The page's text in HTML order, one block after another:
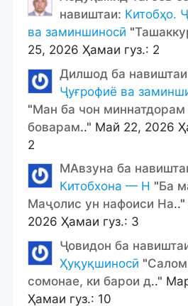
навиштаи: Китобҳо.
ва заминшиносӣ "
25, 2026 Ҳамаи гуз.: 2
Дилшод ба
Ҷуғрофиё ва
"Ман ба чон миннатдорам
боварам.." Май 22, 2026
2
МАвзуна ба
Китобхона — Н "Ба
Маҷолис ун нафоиси На
2026 Ҳамаи гуз.: 3
Ҷовидон ба
Ҳуқуқшиносӣ "
сомонае, ки барои д.."
Ҳамаи гуз.: 10